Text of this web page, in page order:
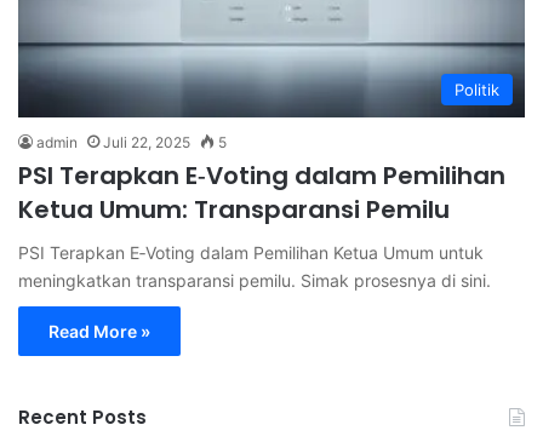
Politik
admin Juli 22, 2025 5
PSI Terapkan E‑Voting dalam Pemilihan
Ketua Umum: Transparansi Pemilu
PSI Terapkan E‑Voting dalam Pemilihan Ketua Umum untuk
meningkatkan transparansi pemilu. Simak prosesnya di sini.
Read More »
Recent Posts